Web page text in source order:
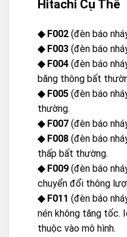
Hitachi Cụ Thể
◆ F002 (đèn báo
◆ F003 (đèn báo
◆ F004 (đèn báo
băng thông bất
◆ F005 (đèn báo
thường.
◆ F007 (đèn báo
◆ F008 (đèn báo
thấp bất thường.
◆ F009 (đèn báo
chuyển đổi thông
◆ F011 (đèn báo
nén không tăng tốc.
thuộc vào mô hình.